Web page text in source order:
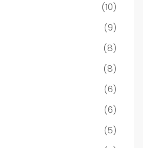
(10)
(9)
(8)
(8)
(6)
(6)
(5)